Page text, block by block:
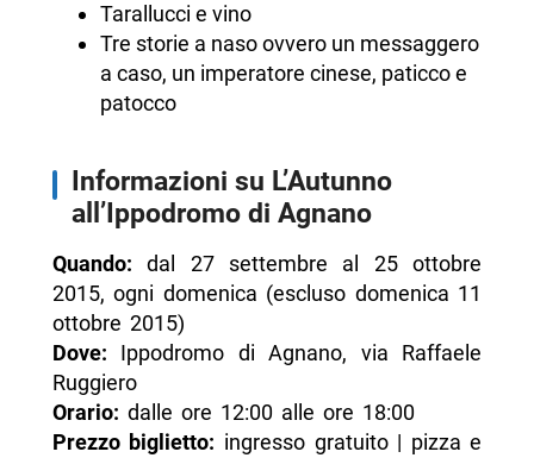
Tarallucci e vino
Tre storie a naso ovvero un messaggero
a caso, un imperatore cinese, paticco e
patocco
Informazioni su L’Autunno
all’Ippodromo di Agnano
Quando: dal 27 settembre al 25 ottobre
2015, ogni domenica (escluso domenica 11
ottobre 2015)
Dove: Ippodromo di Agnano, via Raffaele
Ruggiero
Orario: dalle ore 12:00 alle ore 18:00
Prezzo biglietto: ingresso gratuito | pizza e